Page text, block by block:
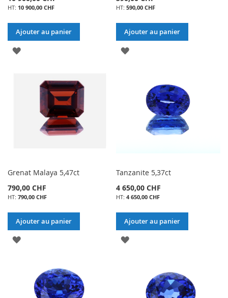
10 900,00 CHF
Ajouter au panier
AJOUTER
LISTE
D’ENVIE
590,00 CHF
Ajouter au panier
AJOUTER
LISTE
D’ENVIE
Grenat Malaya 5,47ct
790,00 CHF
790,00 CHF
Ajouter au panier
AJOUTER
LISTE
Tanzanite 5,37ct
4 650,00 CHF
4 650,00 CHF
Ajouter au panier
AJOUTER
LISTE